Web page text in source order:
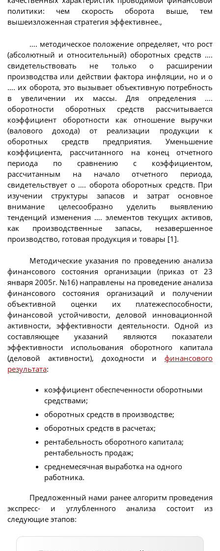
политики: чем скорость оборота выше, тем
вышеизложенная стратегия эффективнее.,
…. методическое положение определяет, что рост
(абсолютный и относительный) оборотных средств ….
свидетельствовать не только о расширении
производства или действии фактора инфляции, но и о
…. их оборота, это вызывает объективную потребность
в увеличении их массы. Для определения ….
оборотности оборотных средств рассчитывается
коэффициент оборотности как отношение выручки
(валового дохода) от реализации продукции к
оборотных средств предприятия. Уменьшение
коэффициента, рассчитанного на конец отчетного
периода по сравнению с коэффициентом,
рассчитанным на начало отчетного периода,
свидетельствует о …. оборота оборотных средств. При
изучении структуры запасов и затрат основное
внимание целесообразно уделить выявлению
тенденций изменения …. элементов текущих активов,
как производственные запасы, незавершенное
производство, готовая продукция и товары [1].
Методические указания по проведению анализа
финансового состояния организации (приказ от 23
января 2005г. №16) направлены на проведение анализа
финансового состояния организаций и получении
объективной оценки их платежеспособности,
финансовой устойчивости, деловой инновационной
активности, эффективности деятельности. Одной из
составляющее указаний являются показатели
эффективности испольования оборотного капитала
(деловой активности), доходности и финансового
результата:
коэффициент обеспеченности оборотными
средствами;
оборотных средств в производстве;
оборотных средств в расчетах;
рентабельность оборотного капитала;
рентабельность продаж;
среднемесячная выработка на одного
работника.
Предложенный нами ранее алгоритм проведения
экспресс- и углубленного анализа состоит из
следующие этапов: